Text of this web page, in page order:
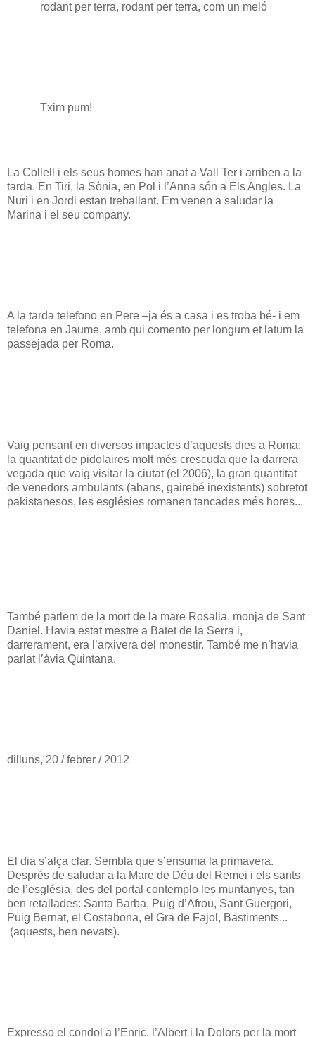
rodant per terra, rodant per terra, com un meló
Txim pum!
La Collell i els seus homes han anat a Vall Ter i arriben a la
tarda. En Tiri, la Sònia, en Pol i l’Anna són a Els Angles. La
Nuri i en Jordi estan treballant. Em venen a saludar la
Marina i el seu company.
A la tarda telefono en Pere –ja és a casa i es troba bé- i em
telefona en Jaume, amb qui comento per longum et latum la
passejada per Roma.
Vaig pensant en diversos impactes d’aquests dies a Roma:
la quantitat de pidolaires molt més crescuda que la darrera
vegada que vaig visitar la ciutat (el 2006), la gran quantitat
de venedors ambulants (abans, gairebé inexistents) sobretot
pakistanesos, les esglésies romanen tancades més hores...
També parlem de la mort de la mare Rosalia, monja de Sant
Daniel. Havia estat mestre a Batet de la Serra i,
darrerament, era l’arxivera del monestir. També me n’havia
parlat l’àvia Quintana.
dilluns, 20 / febrer / 2012
El dia s’alça clar. Sembla que s’ensuma la primavera.
Després de saludar a la Mare de Déu del Remei i els sants
de l’església, des del portal contemplo les muntanyes, tan
ben retallades: Santa Barba, Puig d’Afrou, Sant Guergori,
Puig Bernat, el Costabona, el Gra de Fajol, Bastiments...
(aquests, ben nevats).
Expresso el condol a l’Enric, l’Albert i la Dolors per la mort